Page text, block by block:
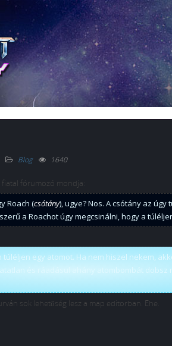
Blog 1640
fiatal fórumozó mondja:
Roach (csótány), ugye? Nos. A csótány az
a Roachot úgy megcsinálni, hogy a
egy atomot. Ha nem hiszel nekem,
és ráadásul ahány atombombát dobsz
sok lehetőség lesz a map editorban. Ehe.